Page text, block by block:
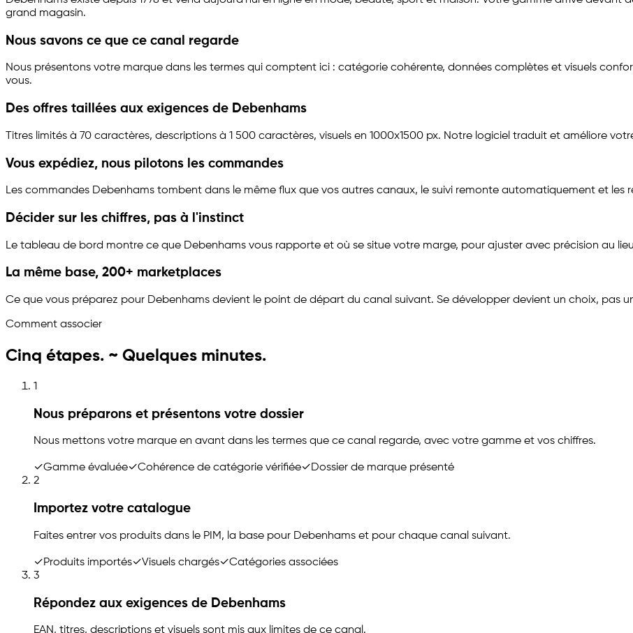
grand magasin.
Nous savons ce que ce canal regarde
Nous présentons votre marque dans les termes qui comptent ici : catégorie cohérente, données complètes et visuels
vous.
Des offres taillées aux exigences de Debenhams
Titres limités à 70 caractères, descriptions à 1 500 caractères, visuels en 1000x1500 px. Notre logiciel traduit et améliore
Vous expédiez, nous pilotons les commandes
Les commandes Debenhams tombent dans le même flux que vos autres canaux, le suivi remonte automatiquement et les
Décider sur les chiffres, pas à l'instinct
Le tableau de bord montre ce que Debenhams vous rapporte et où se situe votre marge, pour ajuster avec précision au
La même base, 200+ marketplaces
Ce que vous préparez pour Debenhams devient le point de départ du canal suivant. Se développer devient un choix, pas
Comment associer
Cinq étapes. ~ Quelques minutes.
1
Nous préparons et présentons votre dossier
Nous mettons votre marque en avant dans les termes que ce canal regarde, avec votre gamme et vos chiffres.
✓Gamme évaluée✓Cohérence de catégorie vérifiée✓Dossier de marque présenté
2
Importez votre catalogue
Faites entrer vos produits dans le PIM, la base pour Debenhams et pour chaque canal suivant.
✓Produits importés✓Visuels chargés✓Catégories associées
3
Répondez aux exigences de Debenhams
EAN, titres, descriptions et visuels sont mis aux limites de ce canal.